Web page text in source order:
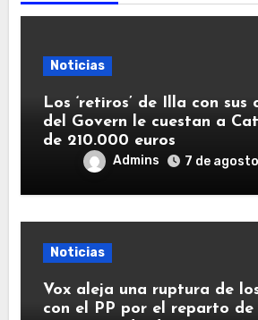
Noticias
Los ‘retiros’ de Illa con sus
del Govern le cuestan a
de 210.000 euros
Admins 7 de
Noticias
Vox aleja una ruptura de
con el PP por el reparto de